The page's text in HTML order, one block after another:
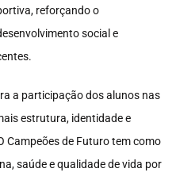
reforçando o
social e
a participação dos alunos nas
estrutura, identidade e
Campeões de Futuro tem como
saúde e qualidade de vida por